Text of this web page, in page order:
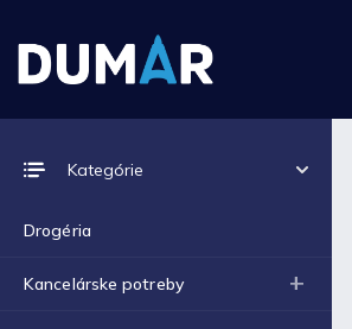
Kategórie
Drogéria
Kancelárske potreby